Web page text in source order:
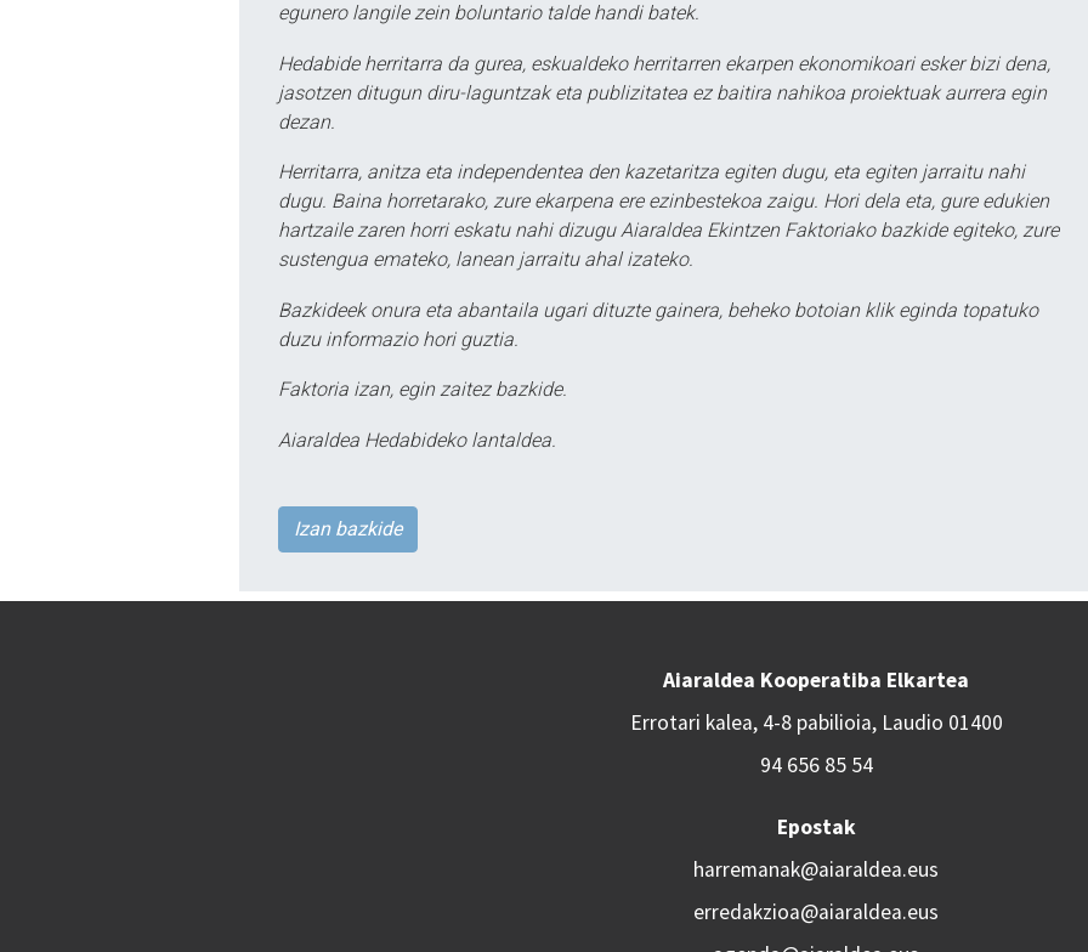
egunero langile zein boluntario talde handi batek.
Hedabide herritarra da gurea, eskualdeko herritarren ekarpen ekonomikoari esker bizi dena,
jasotzen ditugun diru-laguntzak eta publizitatea ez baitira nahikoa proiektuak aurrera egin
dezan.
Herritarra, anitza eta independentea den kazetaritza egiten dugu, eta egiten jarraitu nahi
dugu. Baina horretarako, zure ekarpena ere ezinbestekoa zaigu. Hori dela eta, gure edukien
hartzaile zaren horri eskatu nahi dizugu Aiaraldea Ekintzen Faktoriako bazkide egiteko, zure
sustengua emateko, lanean jarraitu ahal izateko.
Bazkideek onura eta abantaila ugari dituzte gainera, beheko botoian klik eginda topatuko
duzu informazio hori guztia.
Faktoria izan, egin zaitez bazkide.
Aiaraldea Hedabideko lantaldea.
Izan bazkide
Aiaraldea Kooperatiba Elkartea
Errotari kalea, 4-8 pabilioia, Laudio 01400
94 656 85 54
Epostak
harremanak@aiaraldea.eus
erredakzioa@aiaraldea.eus